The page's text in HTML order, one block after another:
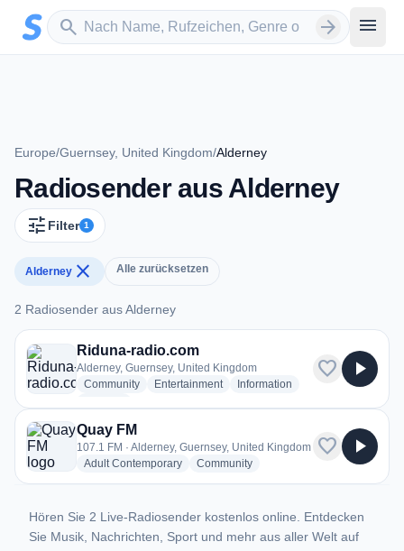
Zum Hauptinhalt springen
search
Sender suchen arrow_forward menu
Europe/Guernsey, United Kingdom/Alderney
Radiosender aus Alderney
tune Filter 1
Alderney close Alle zurücksetzen
2 Radiosender aus Alderney
2 Radiosender aus Alderney
Riduna-radio.com
Alderney, Guernsey, United Kingdom
Communityradio stations
Entertainmentradio stations
Information radio stations
favorite play_arrow
Quay FM
107.1 FM · Alderney, Guernsey, United Kingdom
Adult Contemporaryradio stations
Communityradio stations
favorite play_arrow
Hören Sie 2 Live-Radiosender kostenlos online. Entdecken
Sie Musik, Nachrichten, Sport und mehr aus aller Welt auf